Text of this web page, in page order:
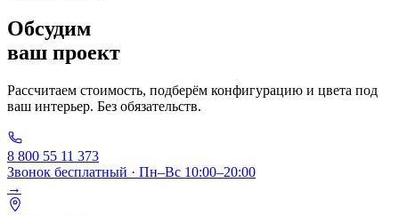
Обсудим
ваш проект
Рассчитаем стоимость, подберём конфигурацию и цвета под
ваш интерьер. Без обязательств.
8 800 55 11 373
Звонок бесплатный · Пн–Вс 10:00–20:00
→